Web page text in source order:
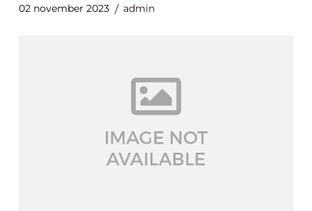
02 november 2023 admin